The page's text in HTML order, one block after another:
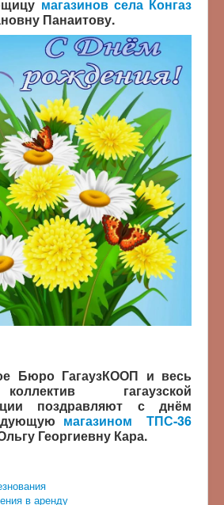
магазинов села Конгаз
Панаитову.
Бюро ГагаузКООП и весь
гагаузской
поздравляют с днём
магазином ТПС-36
Георгиевну Кара.
в аренду